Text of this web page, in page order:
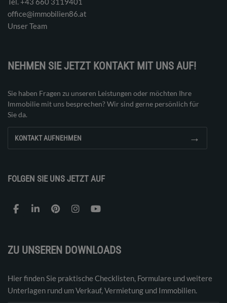
office@immobilien86.at
Unser Team
NEHMEN SIE JETZT KONTAKT MIT UNS AUF!
Sie haben Fragen zu unseren Leistungen oder möchten Ihre
Immobilie mit uns besprechen? Wir sind gerne persönlich für
Sie da.
KONTAKT AUFNEHMEN →
FOLGEN SIE UNS JETZT AUF
ZU UNSEREN DOWNLOADS
Hier finden Sie praktische Checklisten, Formulare und weitere
Unterlagen rund um Verkauf, Vermietung und Immobilien.